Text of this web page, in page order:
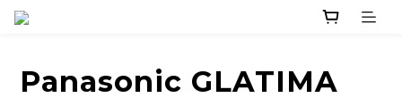
Panasonic GLATIMA